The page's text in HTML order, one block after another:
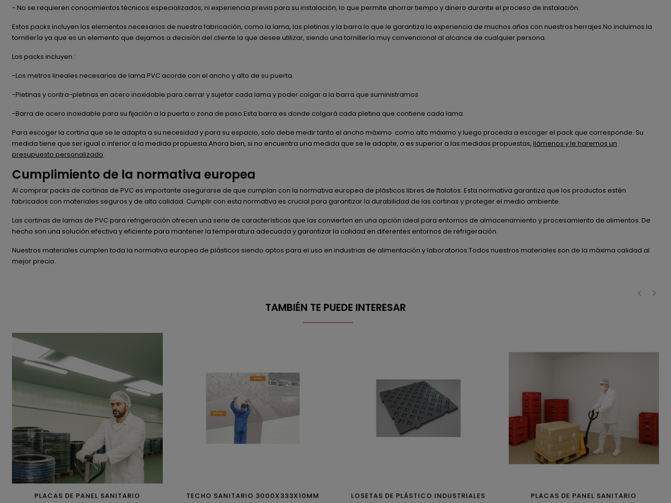
- No se requieren conocimientos técnicos especializados, ni experiencia previa para su instalación, lo que permite ahorrar tiempo y dinero durante el proceso de instalación.
Estos packs incluyen los elementos necesarios de nuestra fabricación, como la lama, las pletinas y la barra lo que le garantiza la experiencia de muchos años con nuestros herrajes.No incluimos la
tornillería ya que es un elemento que dejamos a decisión del cliente la que desee utilizar, siendo una tornillería muy convencional al alcance de cualquier persona.
Los packs incluyen :
-Los metros lineales necesarios de lama PVC acorde con el ancho y alto de su puerta.
-Pletinas y contra-pletinas en acero inoxidable para cerrar y sujetar cada lama y poder colgar a la barra que suministramos
-Barra de acero inoxidable para su fijación a la puerta o zona de paso.Esta barra es donde colgará cada pletina que contiene cada lama.
Para escoger la cortina que se le adapta a su necesidad y para su espacio, solo debe medir tanto el ancho máximo como alto máximo y luego proceda a escoger el pack que corresponde. Su
medida tiene que ser igual o inferior a la medida propuesta.Ahora bien, si no encuentra una medida que se le adapte, o es superior a las medidas propuestas, llámenos y le haremos un
presupuesto personalizado.
Cumplimiento de la normativa europea
Al comprar packs de cortinas de PVC es importante asegurarse de que cumplan con la normativa europea de plásticos libres de ftalatos. Esta normativa garantiza que los productos estén
fabricados con materiales seguros y de alta calidad. Cumplir con esta normativa es crucial para garantizar la durabilidad de las cortinas y proteger el medio ambiente.
Las cortinas de lamas de PVC para refrigeración ofrecen una serie de características que las convierten en una opción ideal para entornos de almacenamiento y procesamiento de alimentos. De
hecho son una solución efectiva y eficiente para mantener la temperatura adecuada y garantizar la calidad en diferentes entornos de refrigeración.
Nuestros materiales cumplen toda la normativa europea de plásticos siendo aptos para el uso en industrias de alimentación y laboratorios.Todos nuestros materiales son de la máxima calidad al
mejor precio.
TAMBIÉN TE PUEDE INTERESAR
PLACAS DE PANEL SANITARIO
TECHO SANITARIO 3000X333X10MM LOSETAS DE PLÁSTICO INDUSTRIALES
PLACAS DE PANEL SANITARIO